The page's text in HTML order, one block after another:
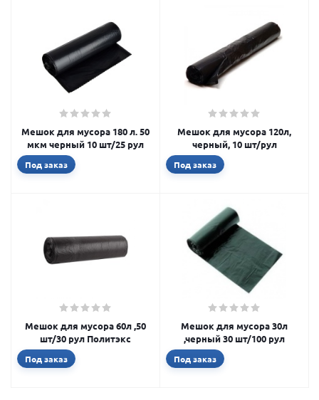
Мешок для мусора 180 л. 50
мкм черный 10 шт/25 рул
Под заказ
Мешок для мусора 120л,
черный, 10 шт/рул
Под заказ
Мешок для мусора 60л ,50
шт/30 рул Политэкс
Под заказ
Мешок для мусора 30л
,черный 30 шт/100 рул
Под заказ